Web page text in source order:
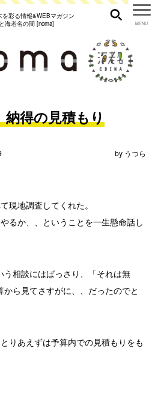
を彩る情報&WEBマガジン
海老名の間 [noma]
納得の見積もり
by うつら
現地調査してくれた。
るか、、ということを一生懸命話し
相談にはばっさり、「それは無
ら見てさすがに、、だったのでと
りあえずは予算内での見積もりをも